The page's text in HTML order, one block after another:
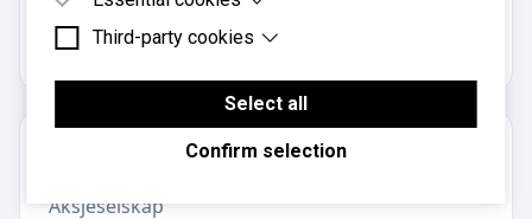
Brønnøysundregistrene
910454927
Om regnskapsbyrået
Aksjeselskap
Essential cookies are cookies that are needed for
Third-party cookies
Third-party cookies are cookies set by third-party
software to enable features such as Google
Maps.
Select all
Confirm selection